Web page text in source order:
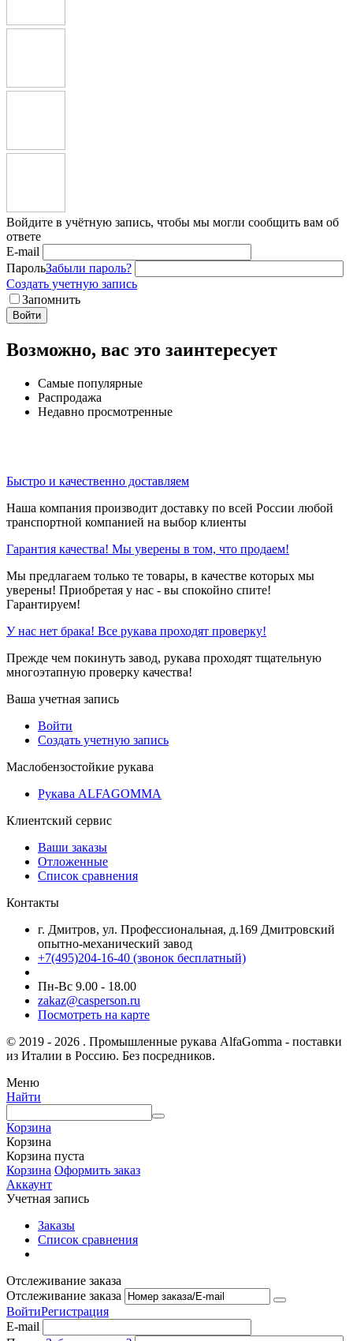
Войдите в учётную запись, чтобы мы могли сообщить вам об
ответе
E-mail
ПарольЗабыли пароль?
Создать учетную запись
Запомнить
Войти
Возможно, вас это заинтересует
Самые популярные
Распродажа
Недавно просмотренные
Быстро и качественно доставляем
Наша компания производит доставку по всей России любой
транспортной компанией на выбор клиенты
Гарантия качества! Мы уверены в том, что продаем!
Мы предлагаем только те товары, в качестве которых мы
уверены! Приобретая у нас - вы спокойно спите!
Гарантируем!
У нас нет брака! Все рукава проходят проверку!
Прежде чем покинуть завод, рукава проходят тщательную
многоэтапную проверку качества!
Ваша учетная запись
Войти
Создать учетную запись
Маслобензостойкие рукава
Рукава ALFAGOMMA
Клиентский сервис
Ваши заказы
Отложенные
Список сравнения
Контакты
г. Дмитров, ул. Профессиональная, д.169 Дмитровский
опытно-механический завод
+7(495)204-16-40 (звонок бесплатный)
Пн-Вс 9.00 - 18.00
zakaz@casperson.ru
Посмотреть на карте
© 2019 - 2026 . Промышленные рукава AlfaGomma - поставки
из Италии в Россию. Без посредников.
Меню
Найти
Корзина
Корзина
Корзина пуста
Корзина Оформить заказ
Аккаунт
Учетная запись
Заказы
Список сравнения
Отслеживание заказа
Отслеживание заказа
ВойтиРегистрация
E-mail